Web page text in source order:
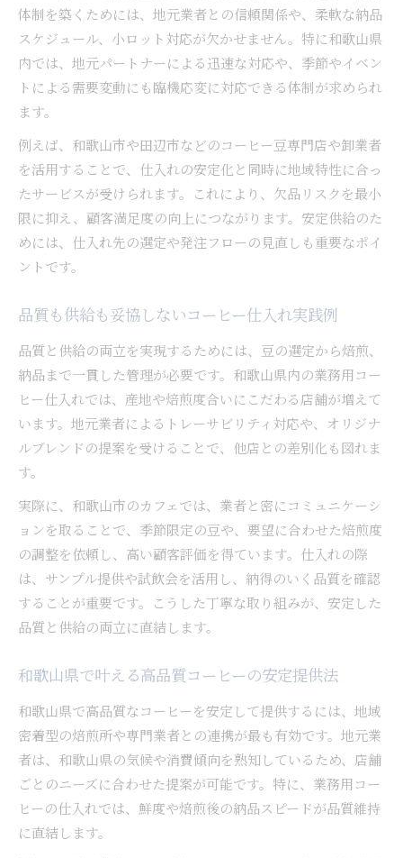
体制を築くためには、地元業者との信頼関係や、柔軟な納品
スケジュール、小ロット対応が欠かせません。特に和歌山県
内では、地元パートナーによる迅速な対応や、季節やイベン
トによる需要変動にも臨機応変に対応できる体制が求められ
ます。
例えば、和歌山市や田辺市などのコーヒー豆専門店や卸業者
を活用することで、仕入れの安定化と同時に地域特性に合っ
たサービスが受けられます。これにより、欠品リスクを最小
限に抑え、顧客満足度の向上につながります。安定供給のた
めには、仕入れ先の選定や発注フローの見直しも重要なポイ
ントです。
品質も供給も妥協しないコーヒー仕入れ実践例
品質と供給の両立を実現するためには、豆の選定から焙煎、
納品まで一貫した管理が必要です。和歌山県内の業務用コー
ヒー仕入れでは、産地や焙煎度合いにこだわる店舗が増えて
います。地元業者によるトレーサビリティ対応や、オリジナ
ルブレンドの提案を受けることで、他店との差別化も図れま
す。
実際に、和歌山市のカフェでは、業者と密にコミュニケーシ
ョンを取ることで、季節限定の豆や、要望に合わせた焙煎度
の調整を依頼し、高い顧客評価を得ています。仕入れの際
は、サンプル提供や試飲会を活用し、納得のいく品質を確認
することが重要です。こうした丁寧な取り組みが、安定した
品質と供給の両立に直結します。
和歌山県で叶える高品質コーヒーの安定提供法
和歌山県で高品質なコーヒーを安定して提供するには、地域
密着型の焙煎所や専門業者との連携が最も有効です。地元業
者は、和歌山県の気候や消費傾向を熟知しているため、店舗
ごとのニーズに合わせた提案が可能です。特に、業務用コー
ヒーの仕入れでは、鮮度や焙煎後の納品スピードが品質維持
に直結します。